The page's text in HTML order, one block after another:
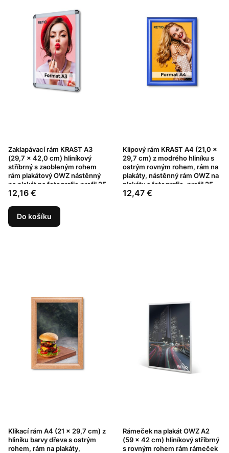
Zaklapávací rám KRAST A3
(29,7 x 42,0 cm) hliníkový
stříbrný s zaobleným rohem
rám plakátový OWZ nástěnný
na plakát na fotografie profil 25
mm
Cena
12,16 €
Do košíku
Klipový rám KRAST A4 (21,0 x
29,7 cm) z modrého hliníku s
ostrým rovným rohem, rám na
plakáty, nástěnný rám OWZ na
plakáty a fotografie, profil 25
mm
Cena
12,47 €
Klikací rám A4 (21 x 29,7 cm) z
hliníku barvy dřeva s ostrým
rohem, rám na plakáty,
Rámeček na plakát OWZ A2
(59 x 42 cm) hliníkový stříbrný
s rovným rohem rám rámeček